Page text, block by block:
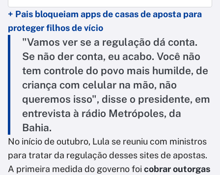
+ Pais bloqueiam apps de casas de aposta para
proteger filhos de vício
"Vamos ver se a regulação dá conta.
Se não der conta, eu acabo. Você não
tem controle do povo mais humilde, de
criança com celular na mão, não
queremos isso", disse o presidente, em
entrevista à rádio Metrópoles, da
Bahia.
No início de outubro, Lula se reuniu com ministros
para tratar da regulação desses sites de apostas.
A primeira medida do governo foi cobrar outorgas